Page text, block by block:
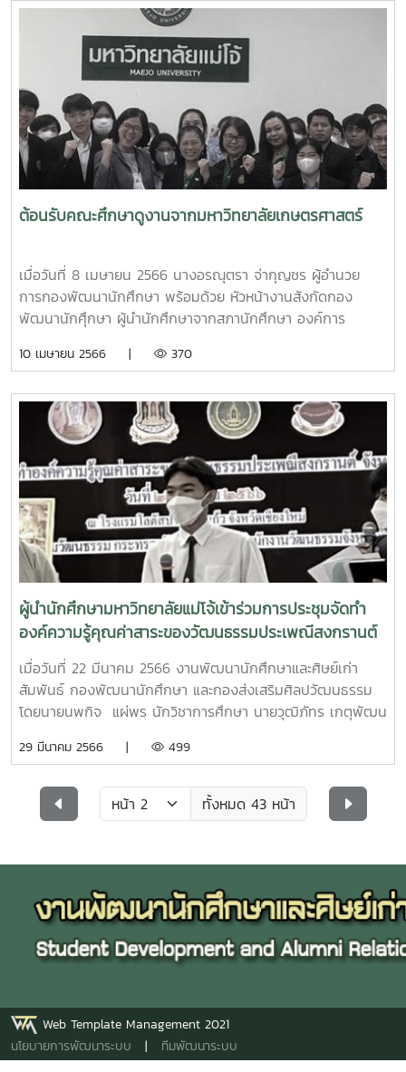
กรรมการ? อธิการบดีแห่งประเทศไทย 1/2566? ณ?
มหาวิทยาลัยเชียงใหม่ โดยมี ศาสตราจารย์ ดร.นพ.พงษ์รักษ์ ศรี
บัณฑิตมงคล อธิการบดีมหาวิทยาลัยเชียงใหม่ และประธานที่
ประชุมอธิการบดีแห่งประเทศไทย เป็นประธานในเปิดการประชุมได้
รับเกียรติจาก ดร.สุวิทย์ เมษินทรีย์ อดีตรัฐมนตรีว่าการกระทรวง
การอุดมศึกษา วิทยาศาสตร์ วิจัยและนวัตกรรม บรรยายในเรื่อง
"การบ่มเพาะผู้นำเยาวชนไทยเป็น Youth Soft Power
Ambassador" และได้มีการบรรยายพิเศษเกี่ยวกับการพัฒนา
ศักยภาพนักศึกษา และการดูแลด้านสุขภาพวะของนักศุกษา ณ
ห้องประชุมการเรียนรู้ตลอดชีวิตอย่างผาสุก (ECB1) คณะ
เศรษฐศาสตร์ มหาวิทยาลัยเชียงใหม่
ต้อนรับคณะศึกษาดูงานจากมหาวิทยาลัยเกษตรศาสตร์
เมื่อวันที่ 8 เมษายน 2566 นางอรณุตรา จ่ากุญชร ผู้อำนวย
การกองพัฒนานักศึกษา พร้อมด้วย หัวหน้างานสังกัดกอง
พัฒนานักศุึกษา ผู้นำนักศึกษาจากสภานักศึกษา องค์การ
มหาวิทยาลัย?เกษตร?ศาสตร์ ซึ่งได้มีการแลกเปลี่ยนเรียนรู้การ
กิจกรรมนักศึกษา ระหว่างมหาวิทยาลัย เพื่อนำมาปรับปรุงและ
พัฒนากระบวนการ กิจกรรม ให้บรรลุเป้าหมายการพัฒนา
นักศึกษาอย่างยั่งยืน ณ ห้องประชุมองค์กรนักศึกษา อาคาร
อำนวย ยศสุข
10 เมษายน 2566 | 370
ผู้นำนักศึกษามหาวิทยาลัยแม่โจ้เข้าร่วมการประชุมจัดทำ
องค์ความรู้คุณค่าสาระของวัฒนธรรมประเพณีสงกรานต์
จังหวัดเชียงใหม่
เมื่อวันที่ 22 มีนาคม 2566 งานพัฒนานักศึกษาและศิษย์เก่า
สัมพันธ์ กองพัฒนานักศึกษา และกองส่งเสริมศิลปวัฒนธรรม
โดยนายนพกิจ แผ่พร นักวิชาการศึกษา นายวุฒิภัทร เกตุพัฒน
มหาวิทยาลัยแม่โจ้ (องค์การนักศึกษา/สภานักศึกษา) เข้าร่วม
สงกรานต์ จังหวัดเชียงใหม่” ณ โรงแรมโลตัสปางสวนแก้วโดย
เสวนา หัวข้อตำนานปีใหม่เมือง ช่วงเวลาและกิจกรรมของคน
ปีใหม่เมืองคนรุ่นใหม่กับการสืบสานประเพณีสงกรานต์เจียงใหม่
การแบ่งกลุ่มสรุป องค์ความรู้เกี่ยวกับสาระความสำคัญของ
วัฒนธรรมประเพณีสงกรานต์ ข้อมูลและภาพข่าว : สภานักศึกษา
มหาวิทยาลัยแม่โจ้
29 มีนาคม 2566 | 499
ทั้งหมด 43 หน้า
Web Template Management 2021
นโยบายการพัฒนาระบบ | ทีมพัฒนาระบบ